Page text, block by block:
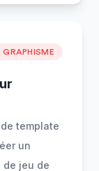
GRAPHISME
template
un
de jeu de